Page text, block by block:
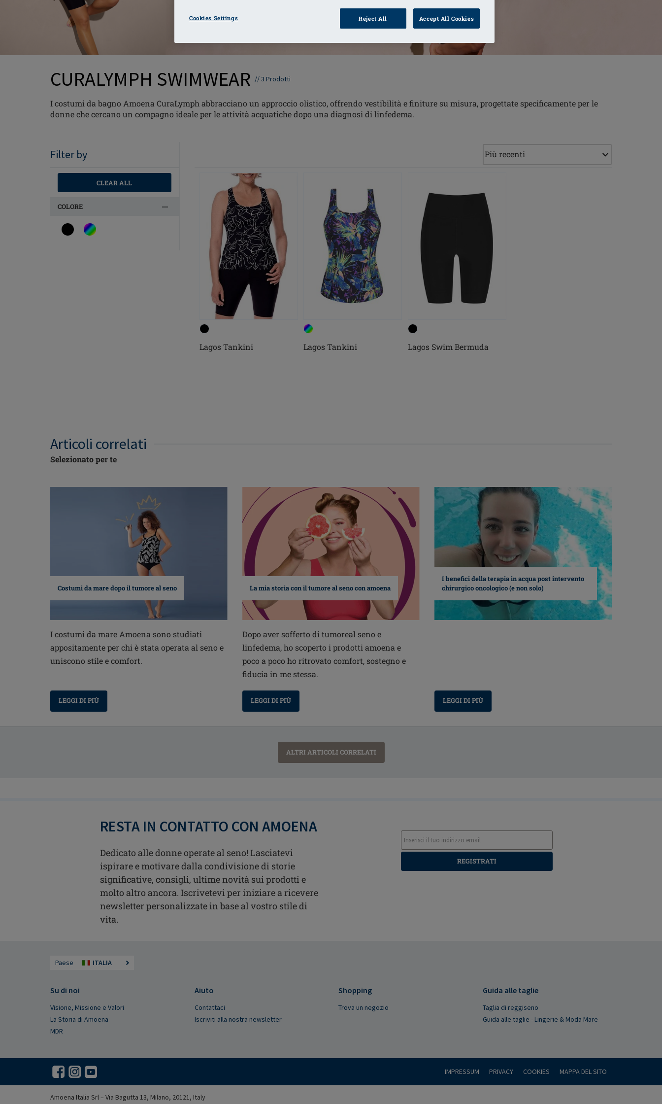
CURALYMPH SWIMWEAR //3 Prodotti
I costumi da bagno Amoena CuraLymph abbracciano un approccio olistico, offrendo vestibilità e finiture su misura, progettate specificamente per le
donne che cercano un compagno ideale per le attività acquatiche dopo una diagnosi di linfedema.
Filter by
CLEAR ALL
COLORE
Lagos Tankini Lagos Tankini Lagos Swim Bermuda
Articoli correlati
Selezionato per te
Costumi da mare dopo il tumore al seno
I costumi da mare Amoena sono studiati
appositamente per chi è stata operata al seno e
uniscono stile e comfort.
LEGGI DI PIÙ
La mia storia con il tumore al seno con amoena
Dopo aver sofferto di tumoreal seno e
linfedema, ho scoperto i prodotti amoena e
poco a poco ho ritrovato comfort, sostegno e
fiducia in me stessa.
LEGGI DI PIÙ
I benefici della terapia in acqua post intervento
chirurgico oncologico (e non solo)
LEGGI DI PIÙ
ALTRI ARTICOLI CORRELATI
RESTA IN CONTATTO CON AMOENA
Dedicato alle donne operate al seno! Lasciatevi
ispirare e motivare dalla condivisione di storie
significative, consigli, ultime novità sui prodotti e
molto altro ancora. Iscrivetevi per iniziare a ricevere
newsletter personalizzate in base al vostro stile di
vita.
REGISTRATI
Paese ITALIA
Su di noi
Visione, Missione e Valori
La Storia di Amoena
MDR
Aiuto
Contattaci
Iscriviti alla nostra newsletter
Shopping
Trova un negozio
Guida alle taglie
Taglia di reggiseno
Guida alle taglie - Lingerie & Moda Mare
IMPRESSUM PRIVACY COOKIES MAPPA DEL SITO
Amoena Italia Srl – Via Bagutta 13, Milano, 20121, Italy
Cookies Settings Reject All Accept All Cookies